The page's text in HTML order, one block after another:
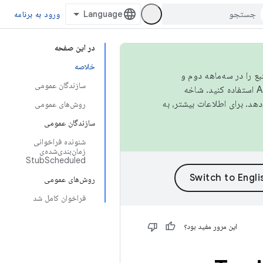
ورود به برنامه
در این صفحه
خلاصه
سازندگان عمومی
روش‌های عمومی
سازندگان عمومی
شنونده فراخوانی
زمان‌بندی‌شده‌ی
StubScheduled
روش‌های عمومی
فراخوان کامل شد
را در سه‌ماهه دوم و
استفاده کنید. شاخه
این مرور مفید بود؟